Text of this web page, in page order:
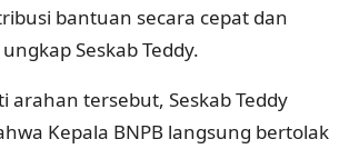
bantuan secara cepat dan
Seskab Teddy.
arahan tersebut, Seskab Teddy
Kepala BNPB langsung bertolak